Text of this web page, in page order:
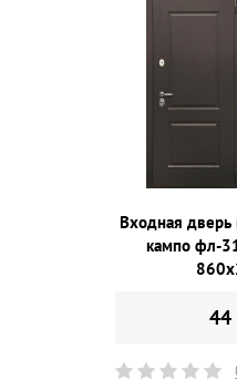
Входная дверь
кампо фл-
44